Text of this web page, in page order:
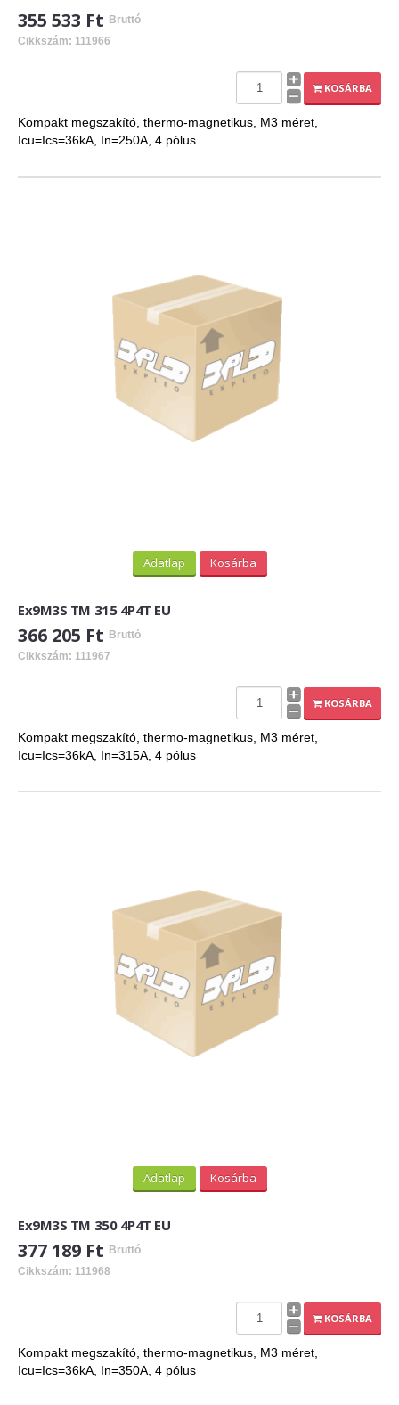
355 533 Ft Bruttó
Cikkszám: 111966
KOSÁRBA
Kompakt megszakító, thermo-magnetikus, M3 méret,
Icu=Ics=36kA, In=250A, 4 pólus
Adatlap Kosárba
Ex9M3S TM 315 4P4T EU
366 205 Ft Bruttó
Cikkszám: 111967
KOSÁRBA
Kompakt megszakító, thermo-magnetikus, M3 méret,
Icu=Ics=36kA, In=315A, 4 pólus
Adatlap Kosárba
Ex9M3S TM 350 4P4T EU
377 189 Ft Bruttó
Cikkszám: 111968
KOSÁRBA
Kompakt megszakító, thermo-magnetikus, M3 méret,
Icu=Ics=36kA, In=350A, 4 pólus